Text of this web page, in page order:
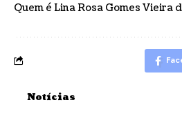
Quem é Lina Rosa Gomes Vieira
Notícias